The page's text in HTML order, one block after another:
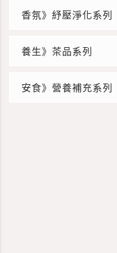
香氛》紓壓淨化系列
養生》茶品系列
安食》營養補充系列